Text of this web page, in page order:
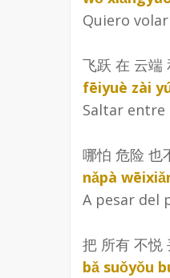
Quiero volar
飞跃 在 云端
fēiyuè zài
Saltar entre
哪怕 危险 也
nǎpà
A pesar del
把 所有 不悦
bǎ suǒyǒu